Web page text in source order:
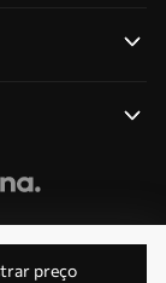
preço
reservados.